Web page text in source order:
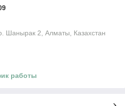
Шанырак 2, Алматы, Казахстан
работы